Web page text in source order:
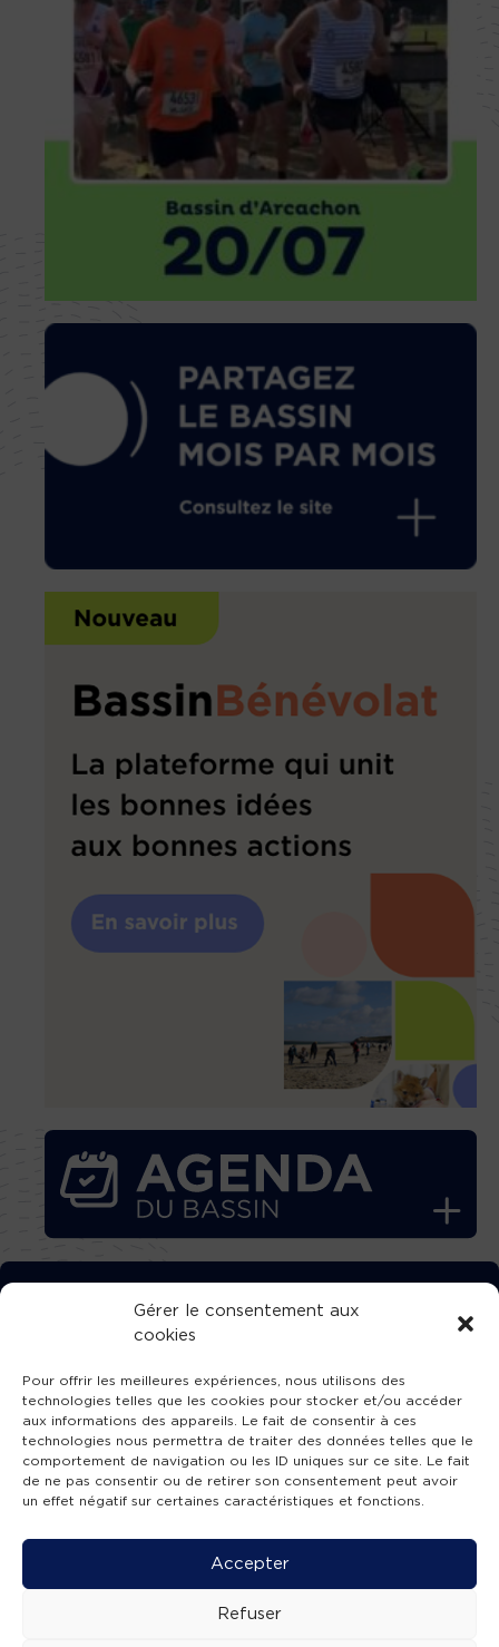
Gérer le consentement aux
cookies
Pour offrir les meilleures expériences, nous utilisons des
technologies telles que les cookies pour stocker et/ou accéder
aux informations des appareils. Le fait de consentir à ces
technologies nous permettra de traiter des données telles que le
comportement de navigation ou les ID uniques sur ce site. Le fait
de ne pas consentir ou de retirer son consentement peut avoir
un effet négatif sur certaines caractéristiques et fonctions.
Accepter
Refuser
TÉLÉCHARGEZ GRATUITEMENT
L’APPLICATION TVBA !
SUIVEZ-NOUS !
Mentions légales -Accessibilité